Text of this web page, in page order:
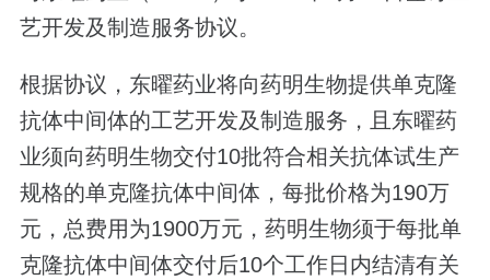
艺开发及制造服务协议。
根据协议，东曜药业将向药明生物提供单克隆
抗体中间体的工艺开发及制造服务，且东曜药
业须向药明生物交付10批符合相关抗体试生产
规格的单克隆抗体中间体，每批价格为190万
元，总费用为1900万元，药明生物须于每批单
克隆抗体中间体交付后10个工作日内结清有关